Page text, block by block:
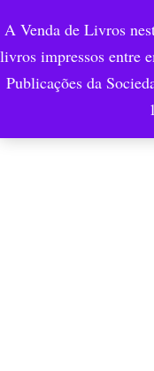
Top
A Venda de Livros
livros impressos entre
Publicações da